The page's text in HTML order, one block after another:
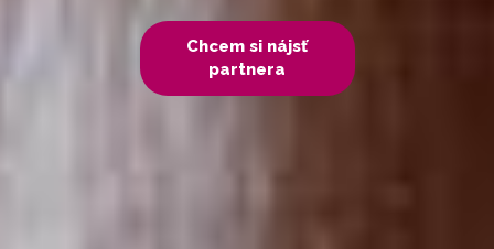
Chcem si nájsť
partnera